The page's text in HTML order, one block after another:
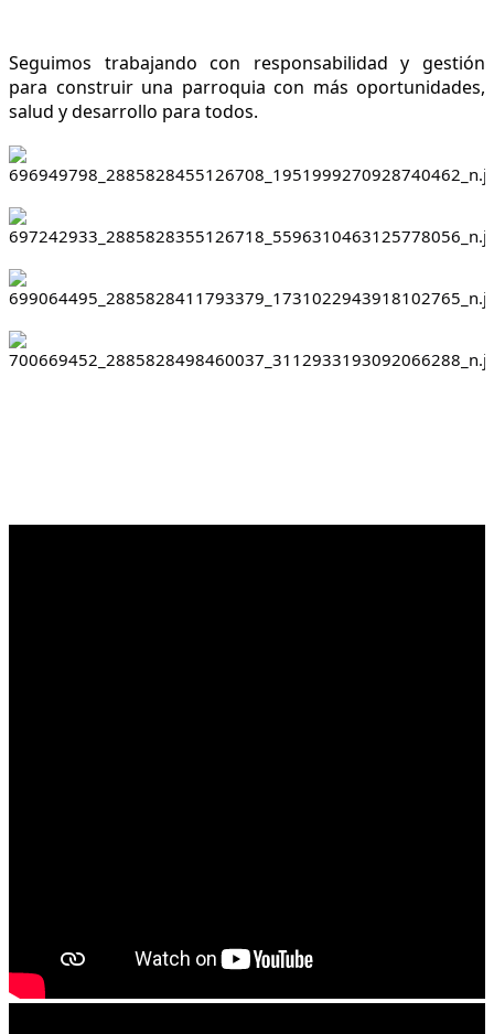
Seguimos trabajando con responsabilidad y gestión
para construir una parroquia con más oportunidades,
salud y desarrollo para todos.